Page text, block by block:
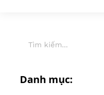
Danh mục: